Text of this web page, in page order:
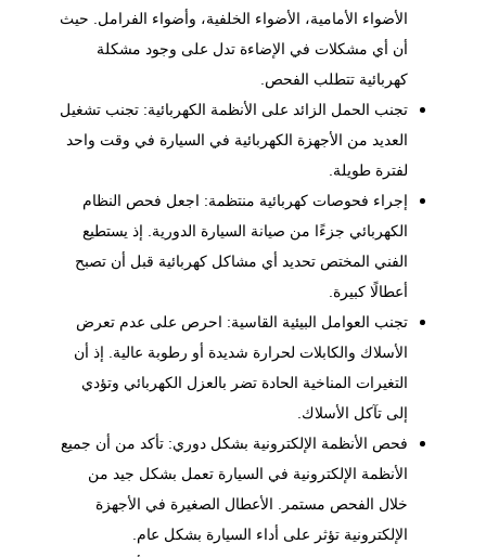
الأضواء الأمامية، الأضواء الخلفية، وأضواء الفرامل . حيث
أن أي مشكلات في الإضاءة تدل على وجود مشكلة
كهربائية تتطلب الفحص.
تجنب الحمل الزائد على الأنظمة الكهربائية: تجنب تشغيل
العديد من الأجهزة الكهربائية في السيارة في وقت واحد
لفترة طويلة.
إجراء فحوصات كهربائية منتظمة: اجعل فحص النظام
الكهربائي جزءًا من صيانة السيارة الدورية. إذ يستطيع
الفني المختص تحديد أي مشاكل كهربائية قبل أن تصبح
أعطالًا كبيرة.
تجنب العوامل البيئية القاسية: احرص على عدم تعرض
الأسلاك والكابلات لحرارة شديدة أو رطوبة عالية. إذ أن
التغيرات المناخية الحادة تضر بالعزل الكهربائي وتؤدي
إلى تآكل الأسلاك.
فحص الأنظمة الإلكترونية بشكل دوري: تأكد من أن جميع
الأنظمة الإلكترونية في السيارة تعمل بشكل جيد من
خلال الفحص مستمر. الأعطال الصغيرة في الأجهزة
الإلكترونية تؤثر على أداء السيارة بشكل عام.